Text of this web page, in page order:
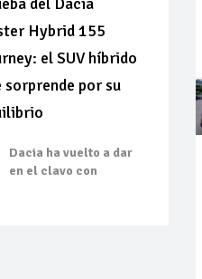
Hybrid 155
el SUV híbrido
sorprende por su
Dacia ha vuelto a dar
en el clavo con